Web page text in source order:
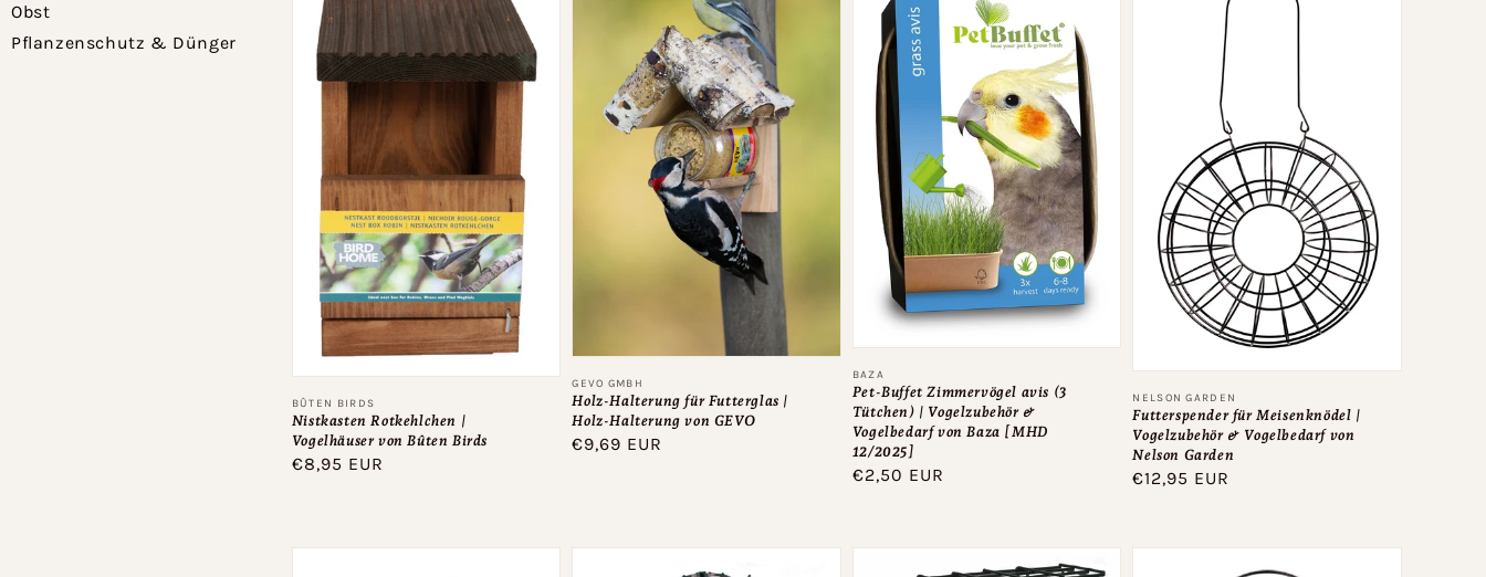
Obst
Pflanzenschutz & Dünger
Anbieter:
BÛTEN BIRDS
Nistkasten Rotkehlchen |
Vogelhäuser von Bûten Birds
Normaler
€8,95 EUR
Anbieter:
GEVO GMBH
Holz-Halterung für Futterglas |
Holz-Halterung von GEVO
Normaler
€9,69 EUR
Anbieter:
BAZA
Pet-Buffet Zimmervögel avis (3
Tütchen) | Vogelzubehör &
Vogelbedarf von Baza [MHD
12/2025]
Normaler
€2,50 EUR
Anbieter:
NELSON GARDEN
Futterspender für Meisenknödel |
Vogelzubehör & Vogelbedarf von
Nelson Garden
Normaler
€12,95 EUR